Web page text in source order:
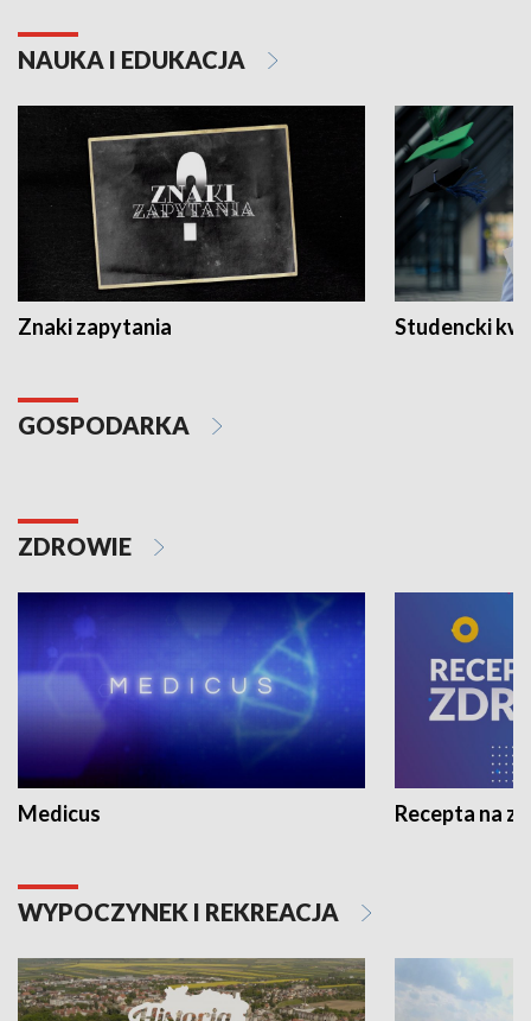
NAUKA I EDUKACJA
Znaki zapytania Studencki
GOSPODARKA
ZDROWIE
Medicus Recepta na
WYPOCZYNEK I REKREACJA